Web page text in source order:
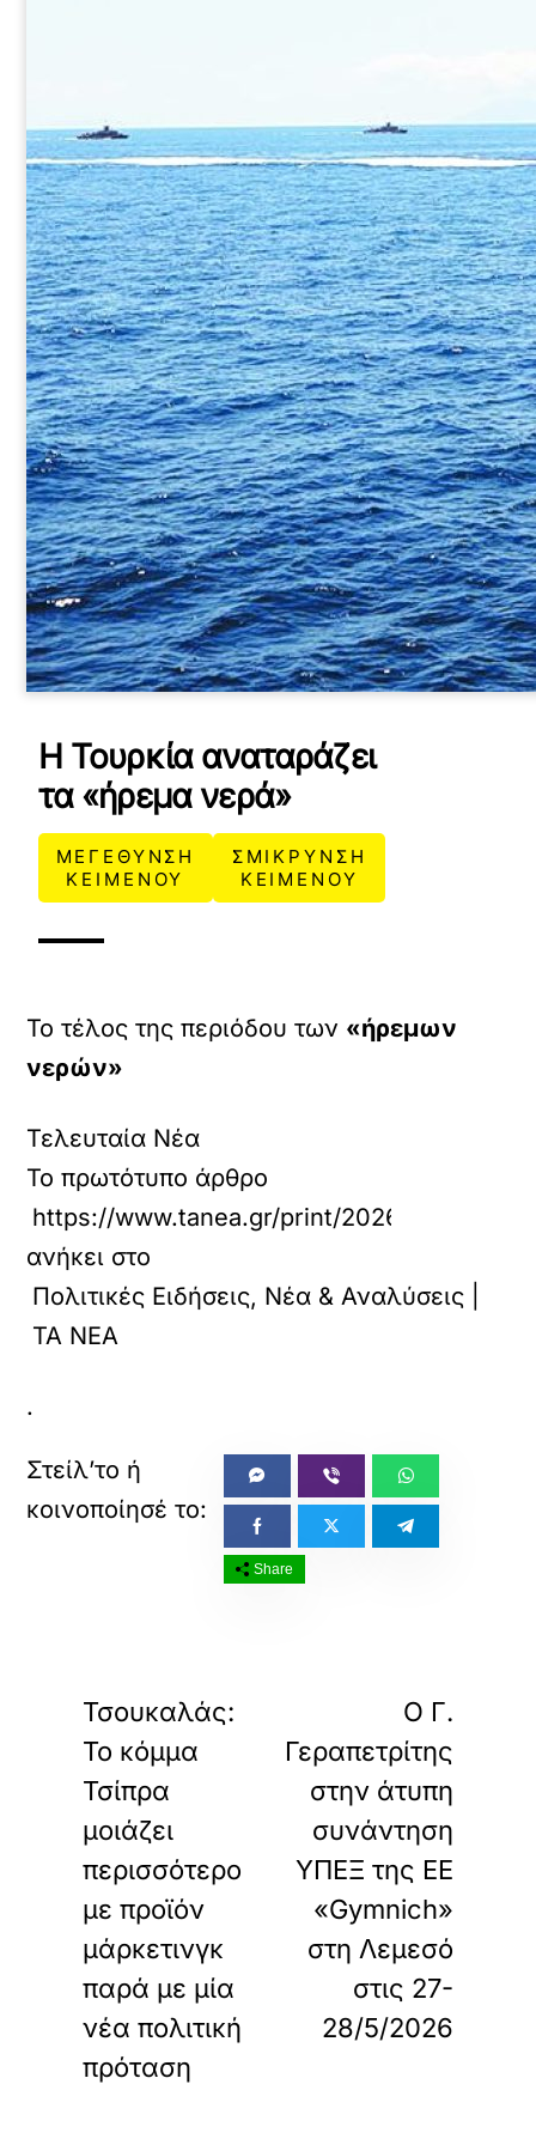
Η Τουρκία αναταράζει
τα «ήρεμα νερά»
ΜΕΓΕΘΥΝΣΗ
ΚΕΙΜΕΝΟΥ
ΣΜΙΚΡΥΝΣΗ
ΚΕΙΜΕΝΟΥ
Το τέλος της περιόδου των «ήρεμων
νερών»
Τελευταία Νέα
Το πρωτότυπο άρθρο
https://www.tanea.gr/print/2026/05/27/
ανήκει στο
Πολιτικές Ειδήσεις, Νέα & Αναλύσεις |
ΤΑ ΝΕΑ
.
Share
Τσουκαλάς:
Το κόμμα
Τσίπρα
μοιάζει
περισσότερο
με προϊόν
μάρκετινγκ
παρά με μία
νέα πολιτική
πρόταση
Ο Γ.
Γεραπετρίτης
στην άτυπη
συνάντηση
ΥΠΕΞ της ΕΕ
«Gymnich»
στη Λεμεσό
στις 27-
28/5/2026